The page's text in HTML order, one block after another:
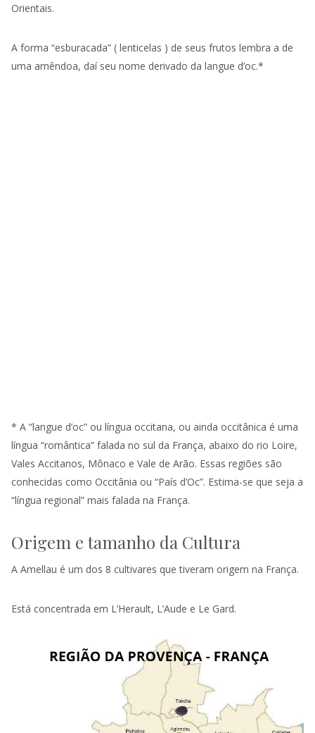
Orientais.
A forma “esburacada” ( lenticelas ) de seus frutos lembra a de
uma amêndoa, daí seu nome derivado da langue d’oc.*
* A “langue d’oc” ou língua occitana, ou ainda occitânica é uma
língua “romântica” falada no sul da França, abaixo do rio Loire,
Vales Accitanos, Mônaco e Vale de Arão. Essas regiões são
conhecidas como Occitânia ou “País d’Oc”. Estima-se que seja a
“língua regional” mais falada na França.
Origem e tamanho da Cultura
A Amellau é um dos 8 cultivares que tiveram origem na França.
Está concentrada em L’Herault, L’Aude e Le Gard.